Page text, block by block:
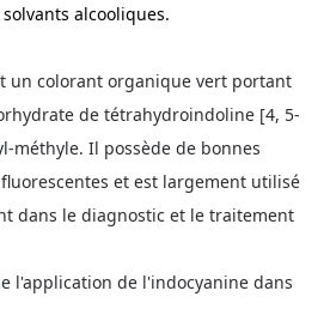
alcooliques.
un colorant organique vert portant
de tétrahydroindoline [4, 5-
méthyle. Il possède de bonnes
et est largement utilisé
dans le diagnostic et le traitement
l'application de l'indocyanine dans